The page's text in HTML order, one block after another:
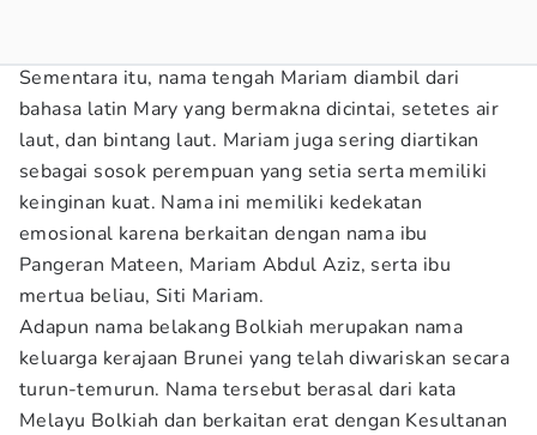
Sementara itu, nama tengah Mariam diambil dari
bahasa latin Mary yang bermakna dicintai, setetes air
laut, dan bintang laut. Mariam juga sering diartikan
sebagai sosok perempuan yang setia serta memiliki
keinginan kuat. Nama ini memiliki kedekatan
emosional karena berkaitan dengan nama ibu
Pangeran Mateen, Mariam Abdul Aziz, serta ibu
mertua beliau, Siti Mariam.
Adapun nama belakang Bolkiah merupakan nama
keluarga kerajaan Brunei yang telah diwariskan secara
turun-temurun. Nama tersebut berasal dari kata
Melayu Bolkiah dan berkaitan erat dengan Kesultanan